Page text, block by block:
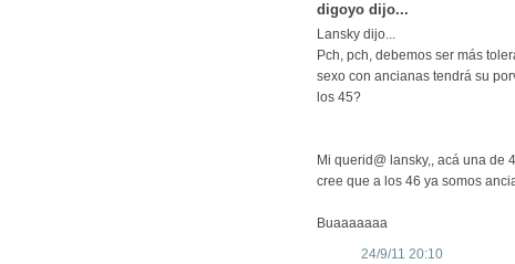
digoyo dijo...
Lansky dijo...
Pch, pch, debemos ser más
sexo con ancianas tendrá su
los 45?
Mi querid@ lansky,, acá una de
cree que a los 46 ya somos
Buaaaaaaa
24/9/11 20:10